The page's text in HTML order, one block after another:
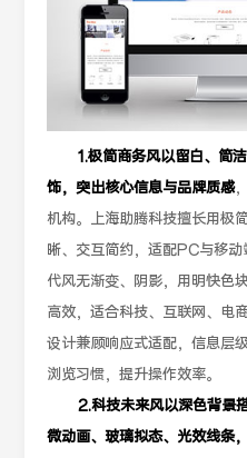
1.极简商务风以留白、简
饰，突出核心信息与品牌质感
机构。上海助腾科技擅长用极
晰、交互简约，适配PC与移
代风无渐变、阴影，用明快色
高效，适合科技、互联网、电
设计兼顾响应式适配，信息层
浏览习惯，提升操作效率。
2.科技未来风以深色背景
微动画、玻璃拟态、光效线条